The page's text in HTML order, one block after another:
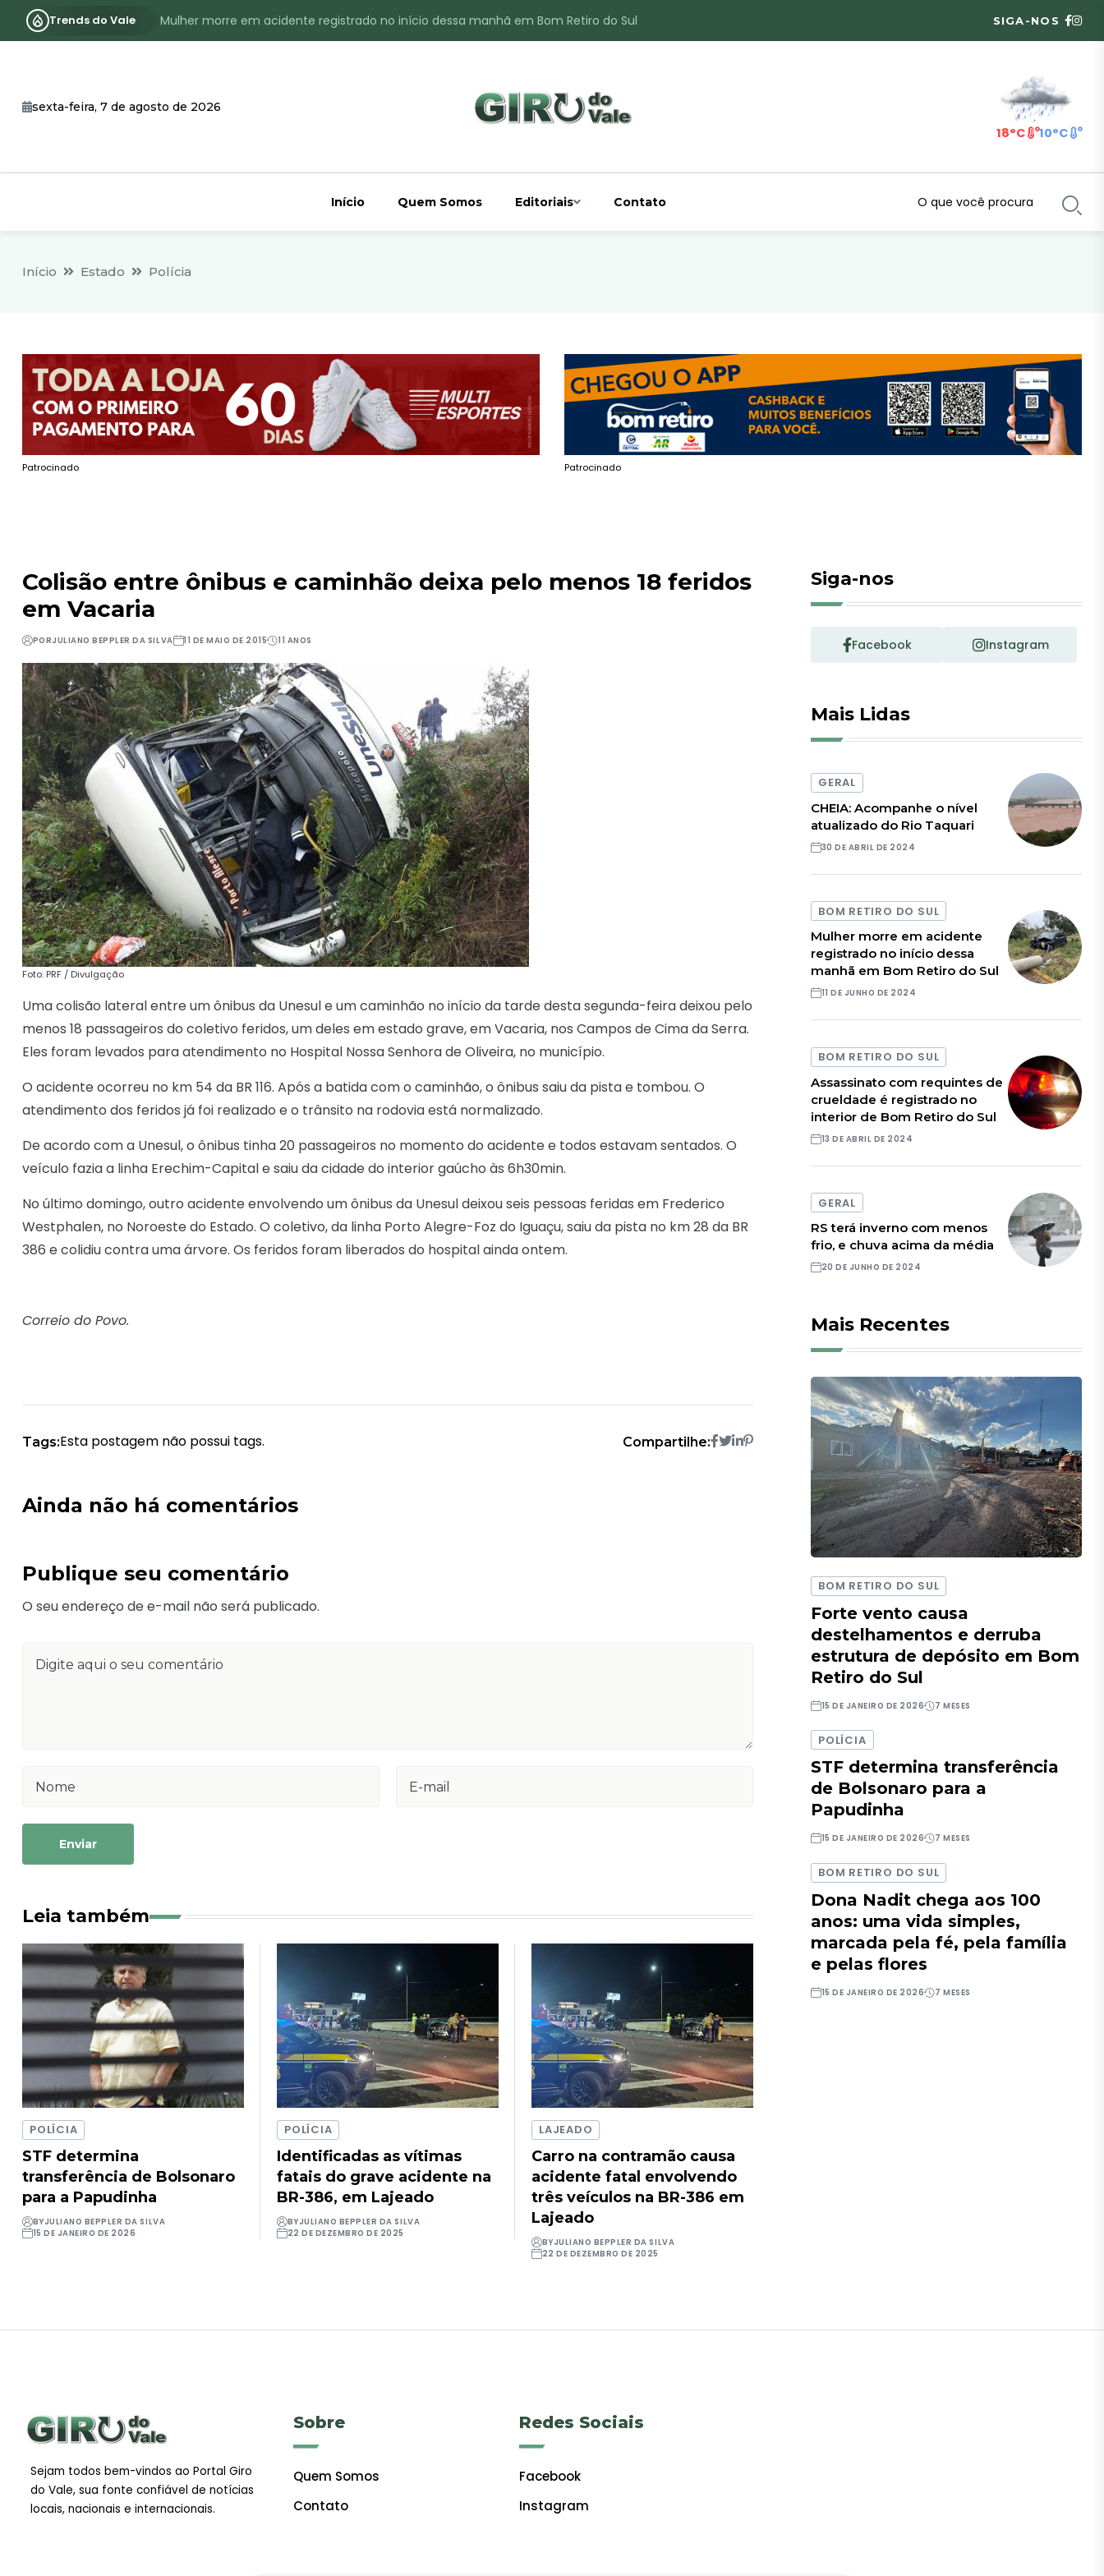
Trends do Vale
Mulher morre em acidente registrado no início dessa manhã em Bom Retiro do Sul
Identificado o jovem assassinado no interior de Bom Retiro do Sul
SIGA-NOS
sexta-feira, 7 de agosto de 2026
18°C 10°C
Início Quem Somos Editoriais Contato
Início Estado Polícia
Patrocinado Patrocinado
Colisão entre ônibus e caminhão deixa pelo menos 18 feridos
em Vacaria
PORJULIANO BEPPLER DA SILVA 11 DE MAIO DE 2015 11 ANOS
Foto: PRF / Divulgação
Uma colisão lateral entre um ônibus da Unesul e um caminhão no início da tarde desta segunda-feira deixou pelo
menos 18 passageiros do coletivo feridos, um deles em estado grave, em Vacaria, nos Campos de Cima da Serra.
Eles foram levados para atendimento no Hospital Nossa Senhora de Oliveira, no município.
O acidente ocorreu no km 54 da BR 116. Após a batida com o caminhão, o ônibus saiu da pista e tombou. O
atendimento dos feridos já foi realizado e o trânsito na rodovia está normalizado.
De acordo com a Unesul, o ônibus tinha 20 passageiros no momento do acidente e todos estavam sentados. O
veículo fazia a linha Erechim-Capital e saiu da cidade do interior gaúcho às 6h30min.
No último domingo, outro acidente envolvendo um ônibus da Unesul deixou seis pessoas feridas em Frederico
Westphalen, no Noroeste do Estado. O coletivo, da linha Porto Alegre-Foz do Iguaçu, saiu da pista no km 28 da BR
386 e colidiu contra uma árvore. Os feridos foram liberados do hospital ainda ontem.
Correio do Povo.
Tags:Esta postagem não possui tags. Compartilhe:
Ainda não há comentários
Publique seu comentário
O seu endereço de e-mail não será publicado.
Enviar
Leia também
POLÍCIA
STF determina
transferência de Bolsonaro
para a Papudinha
BYJULIANO BEPPLER DA SILVA
15 DE JANEIRO DE 2026
POLÍCIA
Identificadas as vítimas
fatais do grave acidente na
BR-386, em Lajeado
BYJULIANO BEPPLER DA SILVA
22 DE DEZEMBRO DE 2025
LAJEADO
Carro na contramão causa
acidente fatal envolvendo
três veículos na BR-386 em
Lajeado
BYJULIANO BEPPLER DA SILVA
22 DE DEZEMBRO DE 2025
Siga-nos
Facebook Instagram
Mais Lidas
GERAL
CHEIA: Acompanhe o nível
atualizado do Rio Taquari
30 DE ABRIL DE 2024
BOM RETIRO DO SUL
Mulher morre em acidente
registrado no início dessa
manhã em Bom Retiro do Sul
11 DE JUNHO DE 2024
BOM RETIRO DO SUL
Assassinato com requintes de
crueldade é registrado no
interior de Bom Retiro do Sul
13 DE ABRIL DE 2024
GERAL
RS terá inverno com menos
frio, e chuva acima da média
20 DE JUNHO DE 2024
Mais Recentes
BOM RETIRO DO SUL
Forte vento causa
destelhamentos e derruba
estrutura de depósito em Bom
Retiro do Sul
15 DE JANEIRO DE 2026 7 MESES
POLÍCIA
STF determina transferência
de Bolsonaro para a
Papudinha
15 DE JANEIRO DE 2026 7 MESES
BOM RETIRO DO SUL
Dona Nadit chega aos 100
anos: uma vida simples,
marcada pela fé, pela família
e pelas flores
15 DE JANEIRO DE 2026 7 MESES
Sejam todos bem-vindos ao Portal Giro
do Vale, sua fonte confiável de notícias
locais, nacionais e internacionais.
Sobre
Quem Somos
Contato
Redes Sociais
Facebook
Instagram